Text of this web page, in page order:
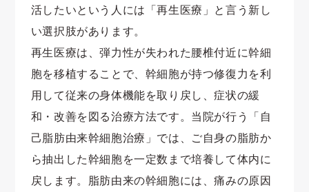
活したいという人には「再生医療」と言う新し
い選択肢があります。
再生医療は、弾力性が失われた腰椎付近に幹細
胞を移植することで、幹細胞が持つ修復力を利
用して従来の身体機能を取り戻し、症状の緩
和・改善を図る治療方法です。当院が行う「自
己脂肪由来幹細胞治療」では、ご自身の脂肪か
ら抽出した幹細胞を一定数まで培養して体内に
戻します。脂肪由来の幹細胞には、痛みの原因